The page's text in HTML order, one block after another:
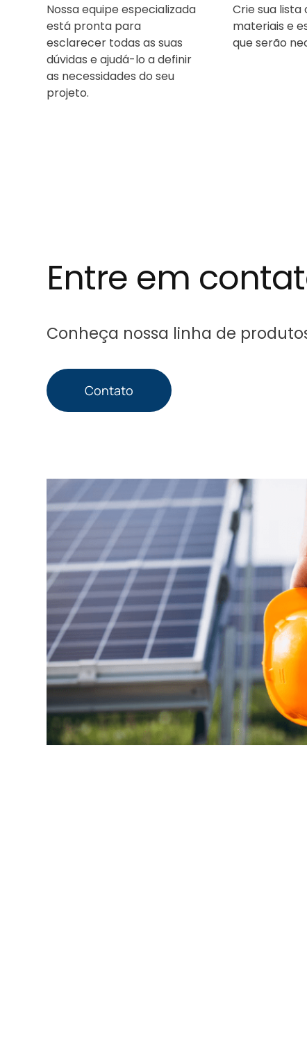
Nossa equipe especializada
está pronta para
esclarecer todas as suas
dúvidas e ajudá-lo a definir
as necessidades do seu
projeto.
Crie sua lista
materiais e
que serão
Entre em
Conheça nossa linha de
Contato